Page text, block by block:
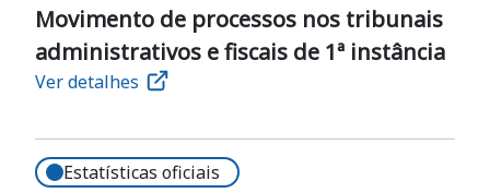
Movimento de processos nos tribunais
administrativos e fiscais de 1ª instância
Ver detalhes
Estatísticas oficiais